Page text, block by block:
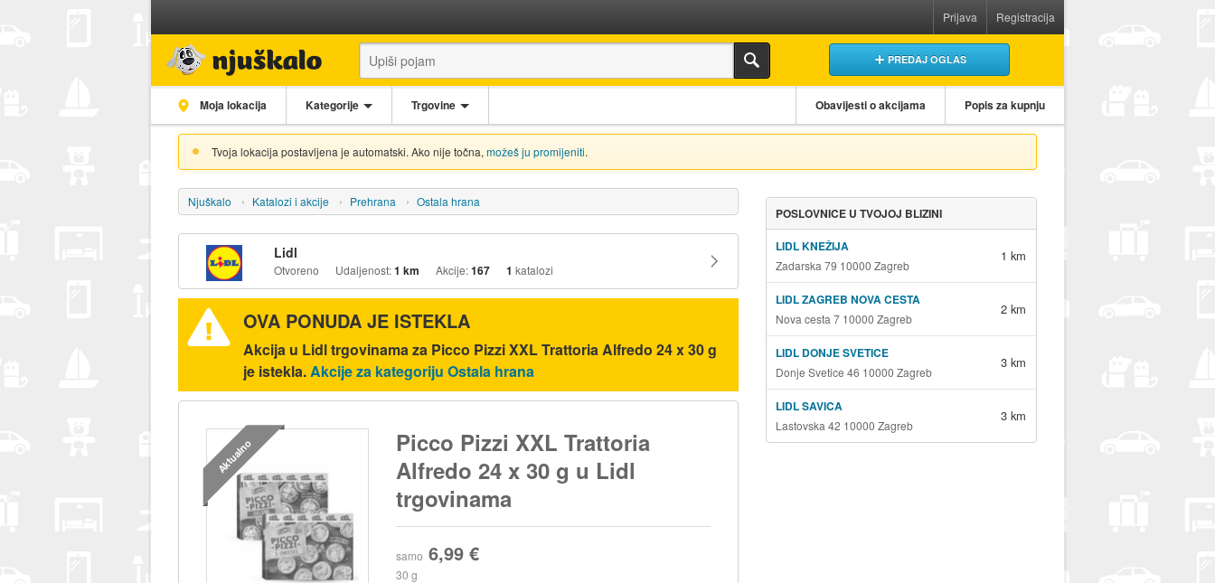
Prijava Registracija
PREDAJ OGLAS
Moja lokacija Kategorije Trgovine Obavijesti o akcijama Popis za kupnju
Tvoja lokacija postavljena je automatski. Ako nije točna, možeš ju promijeniti.
Njuškalo Katalozi i akcije Prehrana Ostala hrana
Lidl
Otvoreno Udaljenost:1 km Akcije:167 1 katalozi
OVA PONUDA JE ISTEKLA
Akcija u Lidl trgovinama za Picco Pizzi XXL Trattoria Alfredo 24 x 30 g
je istekla.Akcije za kategoriju Ostala hrana
Aktualno
Picco Pizzi XXL Trattoria
Alfredo 24 x 30 g u Lidl
trgovinama
samo 6,99 €
30 g
POSLOVNICE U TVOJOJ BLIZINI
LIDL KNEŽIJA
Zadarska 79 10000 Zagreb
1 km
LIDL ZAGREB NOVA CESTA
Nova cesta 7 10000 Zagreb
2 km
LIDL DONJE SVETICE
Donje Svetice 46 10000 Zagreb
3 km
LIDL SAVICA
Lastovska 42 10000 Zagreb
3 km